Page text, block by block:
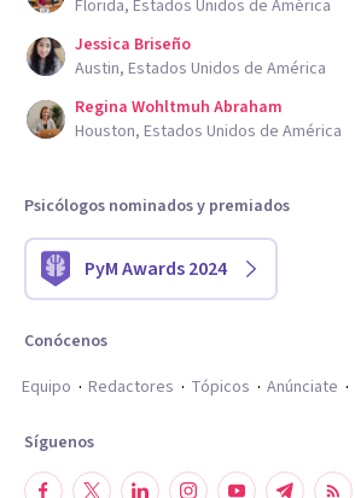
Florida, Estados Unidos de América
Jessica Briseño
Austin, Estados Unidos de América
Regina Wohltmuh Abraham
Houston, Estados Unidos de América
Psicólogos nominados y premiados
PyM Awards 2024
Conócenos
Equipo
Redactores Tópicos Anúnciate
Síguenos